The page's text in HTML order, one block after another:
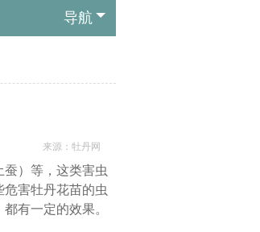
导航
来源：牡丹网
）等，这类害虫
害牡丹花苗的虫
有一定的效果。